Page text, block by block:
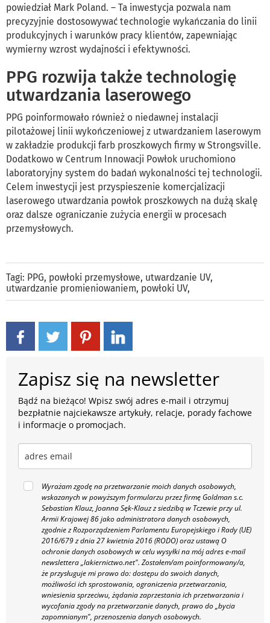
powiedział Mark Poland. – Ta inwestycja pozwala nam
precyzyjnie dostosowywać technologie wykańczania do linii
produkcyjnych i warunków pracy klientów, zapewniając
wymierny wzrost wydajności i efektywności.
PPG rozwija także technologię
utwardzania laserowego
PPG poinformowało również o niedawnej instalacji
pilotażowej linii wykończeniowej z utwardzaniem laserowym
w zakładzie produkcji farb proszkowych firmy w Strongsville.
Dodatkowo w Centrum Innowacji Powłok uruchomiono
laboratoryjny system do badań wykonalności tej technologii.
Celem inwestycji jest przyspieszenie komercjalizacji
laserowego utwardzania powłok proszkowych na dużą skalę
oraz dalsze ograniczanie zużycia energii w procesach
przemysłowych.
Tagi: PPG, powłoki przemysłowe, utwardzanie UV,
utwardzanie promieniowaniem, powłoki UV,
Zapisz się na newsletter
Bądź na bieżąco! Wpisz swój adres e-mail i otrzymuj
bezpłatnie najciekawsze artykuły, relacje, porady fachowe
i informacje o promocjach.
Wyrażam zgodę na przetwarzanie moich danych osobowych,
wskazanych w powyższym formularzu przez firmę Goldman s.c.
Sebastian Klauz, Joanna Sęk-Klauz z siedzibą w Tczewie przy ul.
Armii Krajowej 86 jako administratora danych osobowych,
zgodnie z Rozporządzeniem Parlamentu Europejskiego i Rady (UE)
2016/679 z dnia 27 kwietnia 2016 (RODO) oraz ustawą O
ochronie danych osobowych w celu wysyłki na mój adres e-mail
newslettera „lakiernictwo.net". Zostałem/am poinformowany/a,
że przysługuje mi prawo do: dostępu do swoich danych,
możliwości ich sprostowania, ograniczenia przetwarzania,
wniesienia sprzeciwu, żądania zaprzestania ich przetwarzania i
wycofania zgody na przetwarzanie danych, prawo do „bycia
zapomnianym", przenoszenia danych osobowych.